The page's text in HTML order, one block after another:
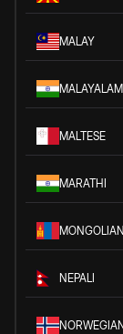
MALAY
MALAYALAM
MALTESE
MARATHI
MONGOLIAN
NEPALI